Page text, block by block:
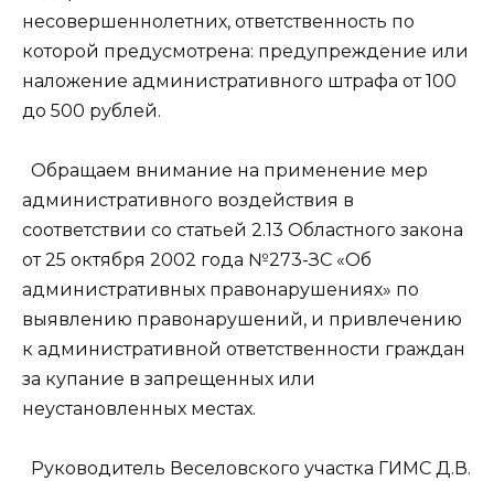
несовершеннолетних, ответственность по
которой предусмотрена: предупреждение или
наложение административного штрафа от 100
до 500 рублей.
Обращаем внимание на применение мер
административного воздействия в
соответствии со статьей 2.13 Областного закона
от 25 октября 2002 года №273-ЗС «Об
административных правонарушениях» по
выявлению правонарушений, и привлечению
к административной ответственности граждан
за купание в запрещенных или
неустановленных местах.
Руководитель Веселовского участка ГИМС Д.В.